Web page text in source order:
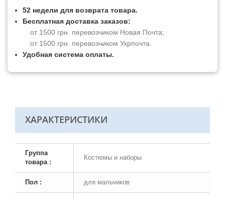
52 недели для возврата товара.
Бесплатная доставка заказов:
от 1500 грн. перевозчиком Новая Почта;
от 1500 грн. перевозчиком Укрпочта.
Удобная система оплаты.
ХАРАКТЕРИСТИКИ
Группа
товара :
Костюмы и наборы
Пол : для мальчиков